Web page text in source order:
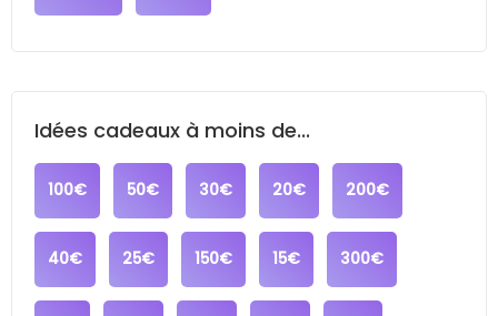
Idées cadeaux à moins de...
100€ 50€ 30€ 20€ 200€
40€ 25€ 150€ 15€ 300€